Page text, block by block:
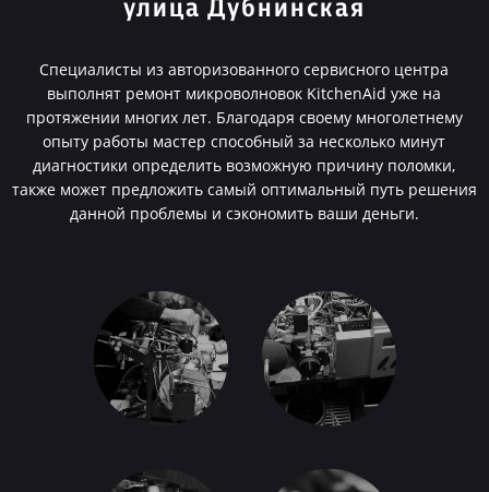
улица Дубнинская
Специалисты из авторизованного сервисного центра
выполнят ремонт микроволновок KitchenAid уже на
протяжении многих лет. Благодаря своему многолетнему
опыту работы мастер способный за несколько минут
диагностики определить возможную причину поломки,
также может предложить самый оптимальный путь решения
данной проблемы и сэкономить ваши деньги.